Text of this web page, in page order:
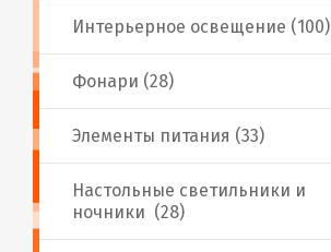
Фонари (28)
Настольные светильники и
ночники (28)
Интерьерное освещение (100)
Элементы питания (33)